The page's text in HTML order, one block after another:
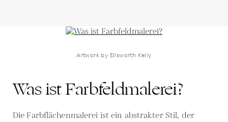
Artwork by Ellsworth Kelly
Was ist Farbfeldmalerei?
Die Farbflächenmalerei ist ein abstrakter Stil, der